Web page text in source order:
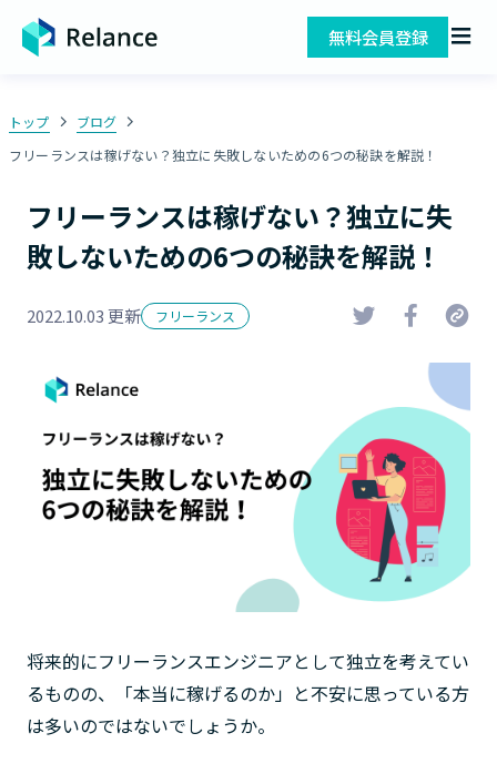
無料会員登録
トップ
ブログ
フリーランスは稼げない？独立に失敗しないための6つの秘訣を解説！
フリーランスは稼げない？独立に失
敗しないための6つの秘訣を解説！
2022.10.03 更新 フリーランス
将来的にフリーランスエンジニアとして独立を考えてい
るものの、「本当に稼げるのか」と不安に思っている方
は多いのではないでしょうか。